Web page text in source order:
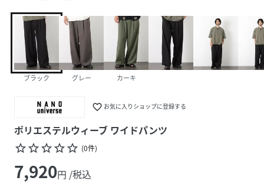
ブラック グレー カーキ
favorite_border お気に入りショップに登録する
ポリエステルウィーブ ワイドパンツ
star_borderstar_borderstar_borderstar_borderstar_border (0件)
7,920円 /税込